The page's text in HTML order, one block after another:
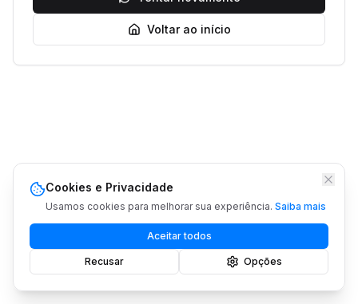
Voltar ao início
Cookies e Privacidade
Usamos cookies para melhorar sua experiência. Saiba mais
Aceitar todos
Recusar Opções